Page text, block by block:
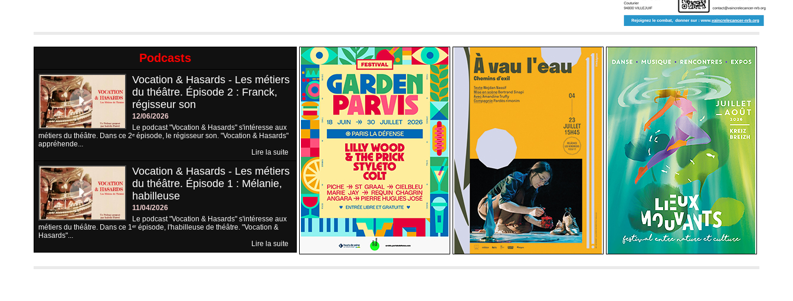
Podcasts
Vocation & Hasards - Les métiers
du théâtre. Épisode 2 : Franck,
régisseur son
12/06/2026
Le podcast "Vocation & Hasards" s'intéresse aux
métiers du théâtre. Dans ce 2ᵉ épisode, le régisseur son. "Vocation & Hasards"
appréhende...
Lire la suite
Vocation & Hasards - Les métiers
du théâtre. Épisode 1 : Mélanie,
habilleuse
11/04/2026
Le podcast "Vocation & Hasards" s'intéresse aux
métiers du théâtre. Dans ce 1ᵉʳ épisode, l'habilleuse de théâtre. "Vocation &
Hasards"...
Lire la suite